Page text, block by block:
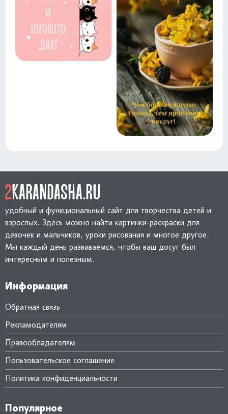
удобный и функциональный сайт для творчества детей и
взрослых. Здесь можно найти картинки-раскраски для
девочек и мальчиков, уроки рисования и многое другое.
Мы каждый день развиваемся, чтобы ваш досуг был
интересным и полезным.
Информация
Обратная связь
Рекламодателям
Правообладателям
Пользовательское соглашение
Политика конфиденциальности
Популярное